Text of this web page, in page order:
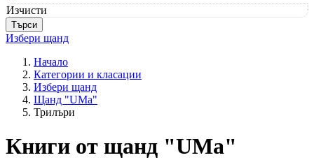
Изчисти
Избери щанд
Начало
Категории и класации
Избери щанд
Щанд "UMa"
Трилъри
Книги от щанд "UMa"